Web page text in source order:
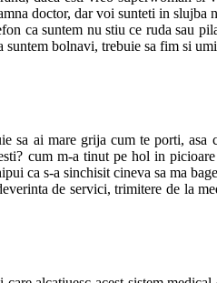
doctor, dar voi sunteti in slujba
ca suntem nu stiu ce ruda sau
bolnavi, trebuie sa fim si
sa ai mare grija cum te porti,
cum m-a tinut pe hol in
ca s-a sinchisit cineva sa ma
de servici, trimitere de la